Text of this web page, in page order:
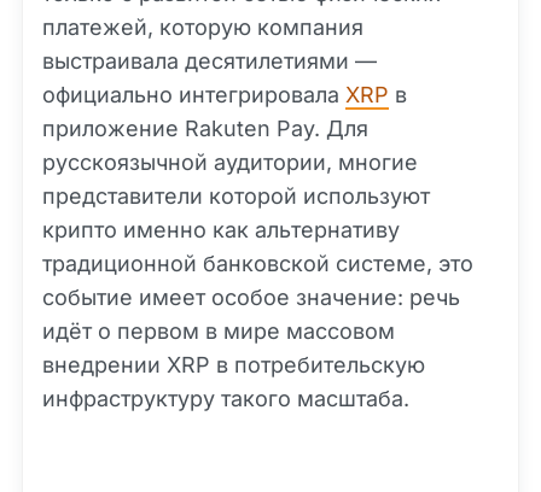
платежей, которую компания
выстраивала десятилетиями —
официально интегрировала XRP в
приложение Rakuten Pay. Для
русскоязычной аудитории, многие
представители которой используют
крипто именно как альтернативу
традиционной банковской системе, это
событие имеет особое значение: речь
идёт о первом в мире массовом
внедрении XRP в потребительскую
инфраструктуру такого масштаба.